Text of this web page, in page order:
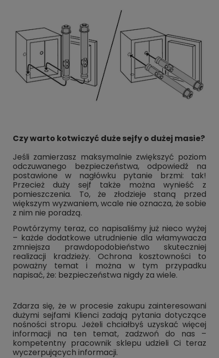
Czy warto kotwiczyć duże sejfy o dużej masie?
Jeśli zamierzasz maksymalnie zwiększyć poziom
odczuwanego bezpieczeństwa, odpowiedź na
postawione w nagłówku pytanie brzmi: tak!
Przecież duży sejf także można wynieść z
pomieszczenia. To, że złodzieje staną przed
większym wyzwaniem, wcale nie oznacza, że sobie
z nim nie poradzą.
Powtórzymy teraz, co napisaliśmy już nieco wyżej
– każde dodatkowe utrudnienie dla włamywacza
zmniejsza prawdopodobieństwo skuteczniej
realizacji kradzieży. Ochrona kosztowności to
poważny temat i można w tym przypadku
napisać, że: bezpieczeństwa nigdy za wiele.
Zdarza się, że w procesie zakupu zainteresowani
dużymi sejfami Klienci zadają pytania dotyczące
nośności stropu. Jeżeli chciałbyś uzyskać więcej
informacji na ten temat, zadzwoń do nas –
kompetentny pracownik sklepu udzieli Ci teraz
wyczerpujących informacji.